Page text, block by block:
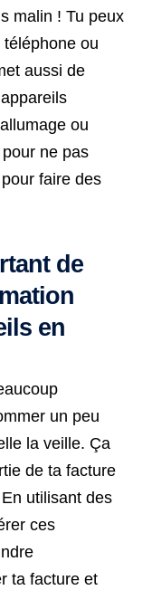
malin ! Tu peux
ou
aussi de
ou
ne pas
faire des
de
en
un peu
la veille. Ça
de ta facture
utilisant des
ces
ta facture et